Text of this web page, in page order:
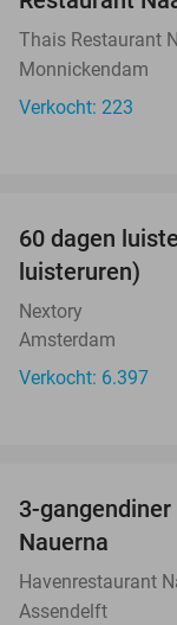
Thais Restaurant
Monnickendam
Verkocht: 223
60 dagen
luisteruren)
Nextory
Amsterdam
Verkocht: 6.397
3-
Nauerna
Havenrestaurant
Assendelft